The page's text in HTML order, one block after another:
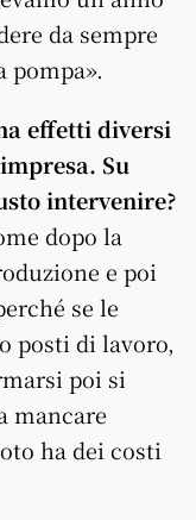
da sempre
pompa».
effetti diversi
Su
intervenire?
dopo la
e poi
se le
posti di lavoro,
poi si
mancare
ha dei costi